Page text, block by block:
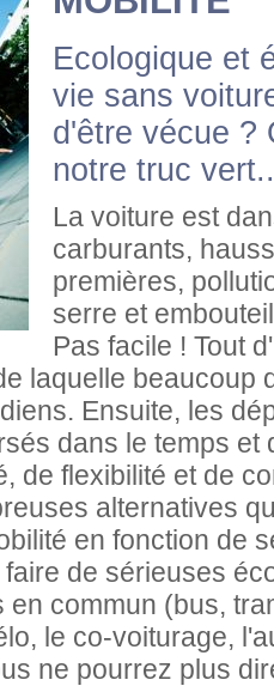
Ecologique et
vie sans
d'être vécue ?
notre truc
La voiture est
carburants,
premières,
serre et
Pas facile ! Tout
laquelle beaucoup
Ensuite, les
dans le temps et
de flexibilité et de
alternatives
en fonction de
de sérieuses
commun (bus,
le co-voiturage,
ne pourrez plus